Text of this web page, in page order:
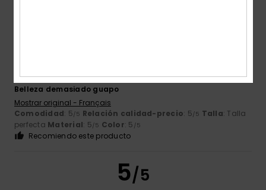
Thierry12. julio 2026
Compra verificada
Belleza demasiado guapo
Mostrar original - Français
Comodidad: 5/5 Relación calidad-precio: 5/5 Talla: Talla
perfecta Material: 5/5 Color: 5 /5
Recomiendo este producto
5/5